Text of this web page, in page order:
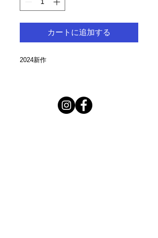
カートに追加する
2024新作